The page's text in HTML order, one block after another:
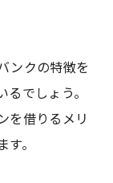
ンクの特徴を
でしょう。
を借りるメリ
。